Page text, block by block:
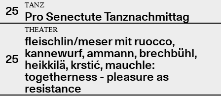
25
TANZ
Pro Senectute Tanznachmittag
25
THEATER
fleischlin/meser mit ruocco,
kannewurf, ammann, brechbühl,
heikkilä, krstić, mauchle:
togetherness - pleasure as
resistance